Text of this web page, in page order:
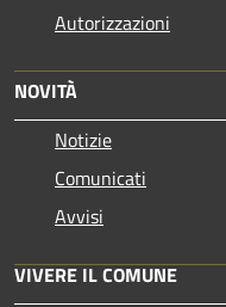
Autorizzazioni
NOVITÀ
Notizie
Comunicati
Avvisi
VIVERE IL COMUNE